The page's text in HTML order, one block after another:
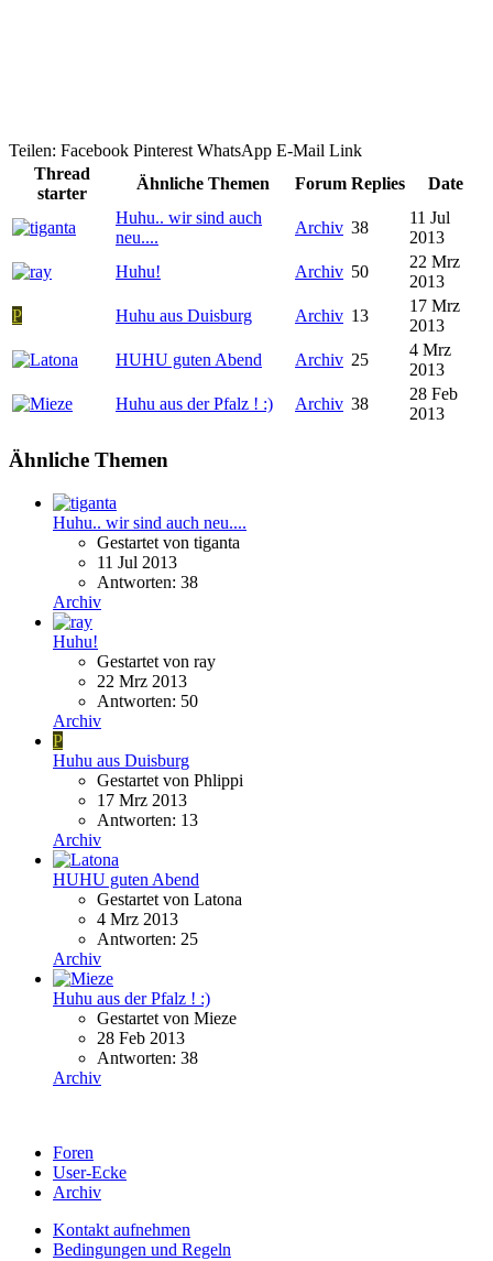
Teilen: Facebook Pinterest WhatsApp E-Mail Link
Thread
starter
Ähnliche Themen Forum Replies
Date
Huhu.. wir sind auch
neu....
Archiv 38
11 Jul
2013
Huhu!
Archiv 50
22 Mrz
2013
P
Huhu aus Duisburg Archiv 13
17 Mrz
2013
HUHU guten Abend
Archiv 25
4 Mrz
2013
Huhu aus der Pfalz ! :)
Archiv 38
28 Feb
2013
Ähnliche Themen
Huhu.. wir sind auch neu....
Gestartet von tiganta
11 Jul 2013
Antworten: 38
Archiv
Huhu!
Gestartet von ray
22 Mrz 2013
Antworten: 50
Archiv
P
Huhu aus Duisburg
Gestartet von Phlippi
17 Mrz 2013
Antworten: 13
Archiv
HUHU guten Abend
Gestartet von Latona
4 Mrz 2013
Antworten: 25
Archiv
Huhu aus der Pfalz ! :)
Gestartet von Mieze
28 Feb 2013
Antworten: 38
Archiv
Foren
User-Ecke
Archiv
Kontakt aufnehmen
Bedingungen und Regeln